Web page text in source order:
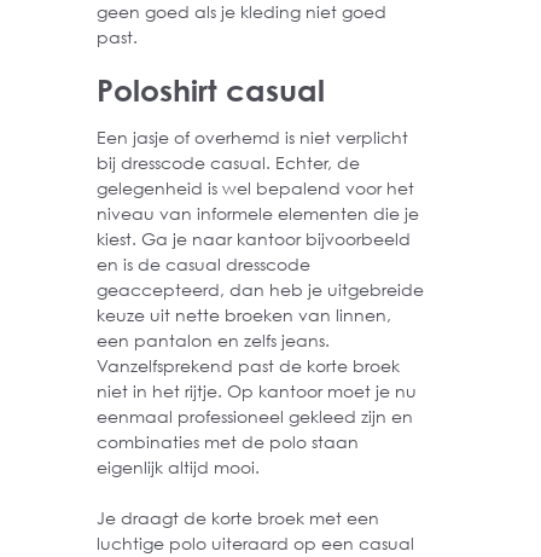
geen goed als je kleding niet goed
past.
Poloshirt casual
Een jasje of overhemd is niet verplicht
bij dresscode casual. Echter, de
gelegenheid is wel bepalend voor het
niveau van informele elementen die je
kiest. Ga je naar kantoor bijvoorbeeld
en is de casual dresscode
geaccepteerd, dan heb je uitgebreide
keuze uit nette broeken van linnen,
een pantalon en zelfs jeans.
Vanzelfsprekend past de korte broek
niet in het rijtje. Op kantoor moet je nu
eenmaal professioneel gekleed zijn en
combinaties met de polo staan
eigenlijk altijd mooi.
Je draagt de korte broek met een
luchtige polo uiteraard op een casual